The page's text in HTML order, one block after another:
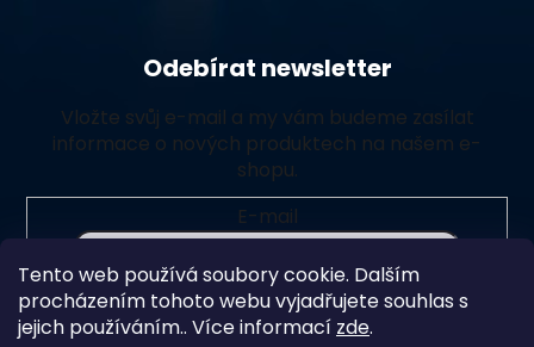
Tento web používá soubory cookie. Dalším
procházením tohoto webu vyjadřujete souhlas s
jejich používáním.. Více informací zde.
Odebírat newsletter
Vložte svůj e-mail a my vám budeme zasílat
informace o nových produktech na našem e-
shopu.
E-mail
Vložením e-mailu souhlasíte spodmínkami ochrany
osobních údajů